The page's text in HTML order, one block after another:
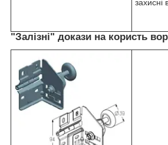
захисні
"Залізні" докази на користь